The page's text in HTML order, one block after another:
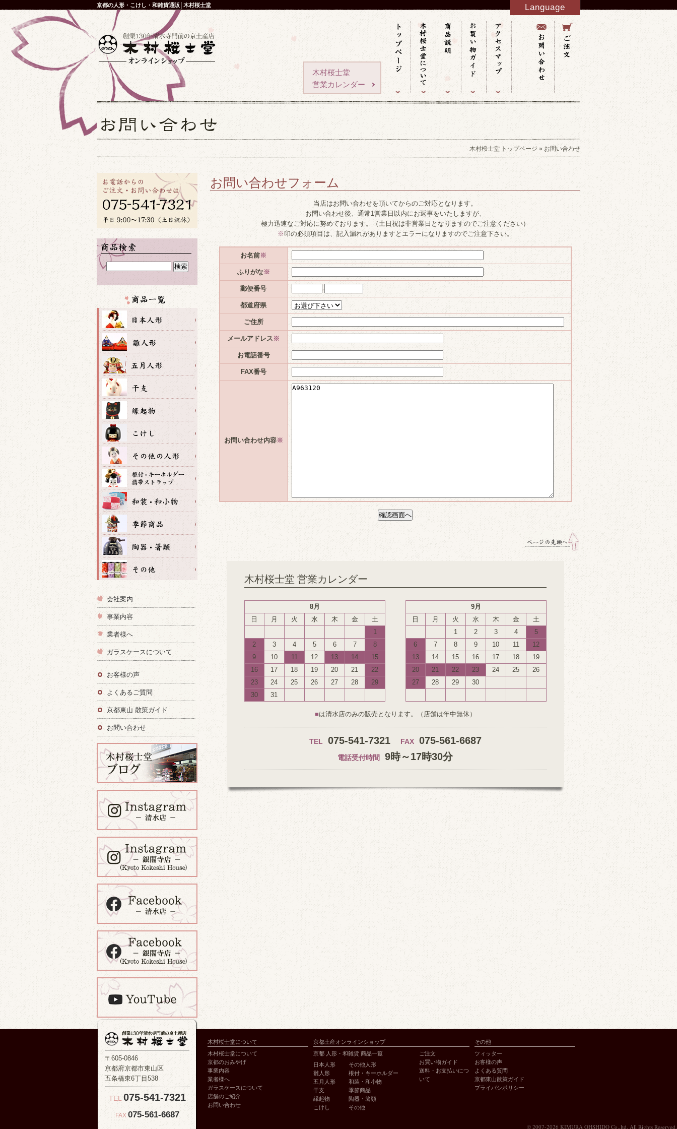
京都の人形・こけし・和雑貨通販│木村桜士堂 Language
English
French
Italy
Spanish
Germany
Chinese
Russian
Taiwanese
Korean
木村桜士堂
営業カレンダー
木村桜士堂 トップページ » お問い合わせ
お問い合わせフォーム
当店はお問い合わせを頂いてからのご対応となります。
お問い合わせ後、通常1営業日以内にお返事をいたしますが、
極力迅速なご対応に努めております。（土日祝は非営業日となりますのでご注意ください）
※ 印の必須項目は、記入漏れがありますとエラーになりますのでご注意下さい。
お名前※
ふりがな※
郵便番号 -
都道府県
ご住所
メールアドレス ※
お電話番号
FAX番号
お問い合わせ内容※
木村桜士堂 営業カレンダー
8月
日
月 火 水 木 金
土
1
2
3 4 5 6 7
8
9
10 11 12 13 14
15
16
17 18 19 20 21
22
23
24 25 26 27 28
29
30
31
9月
日
月 火 水 木 金
土
1
2 3 4
5
6
7 8 9 10 11
12
13
14 15 16 17 18
19
20
21 22 23 24 25
26
27
28 29 30
■は清水店のみの販売となります。（店舗は年中無休）
TEL 075-541-7321 FAX 075-561-6687
電話受付時間 9時～17時30分
会社案内
事業内容
業者様へ
ガラスケースについて
お客様の声
よくあるご質問
京都東山 散策ガイド
お問い合わせ
〒605-0846
京都府京都市東山区
五条橋東6丁目538
TEL 075-541-7321
FAX 075-561-6687
木村桜士堂について
木村桜士堂について
京都のおみやげ
事業内容
業者様へ
ガラスケースについて
店舗のご紹介
お問い合わせ
京都土産オンラインショップ
京都 人形・和雑貨 商品一覧
日本人形
雛人形
五月人形
干支
縁起物
こけし
その他人形
根付・キーホルダー
和装・和小物
季節商品
陶器・箸類
その他
ご注文
お買い物ガイド
送料・お支払いにつ
いて
その他
ツィッター
お客様の声
よくある質問
京都東山散策ガイド
プライバシポリシー
© 2007-2026 KIMURA OHSHIDO Co.,ltd. All Rights Reserved.